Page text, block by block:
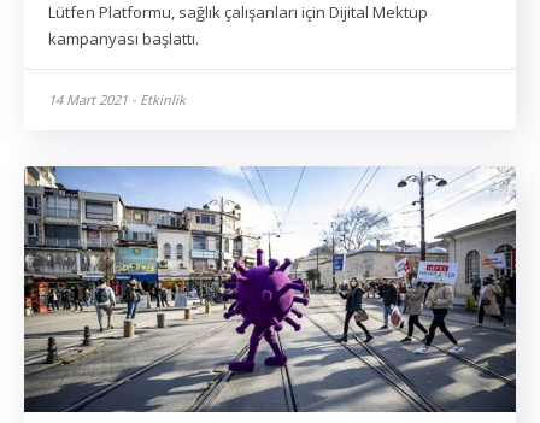
Lütfen Platformu, sağlık çalışanları için Dijital Mektup
kampanyası başlattı.
14 Mart 2021 - Etkinlik